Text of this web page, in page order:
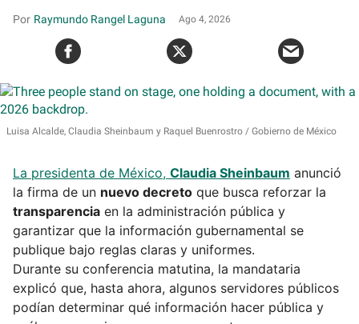
Raymundo Rangel Laguna Ago 4, 2026
Luisa Alcalde, Claudia Sheinbaum y Raquel Buenrostro Gobierno de México
La presidenta de México, Claudia Sheinbaum anunció
la firma de un nuevo decreto que busca reforzar la
transparencia en la administración pública y
garantizar que la información gubernamental se
publique bajo reglas claras y uniformes.
Durante su conferencia matutina, la mandataria
explicó que, hasta ahora, algunos servidores públicos
podían determinar qué información hacer pública y